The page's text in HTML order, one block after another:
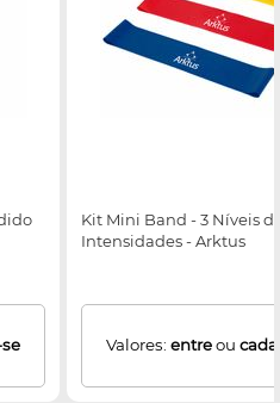
Kit Mini Band - 3 Níveis
Intensidades - Arktus
Valores: entreou